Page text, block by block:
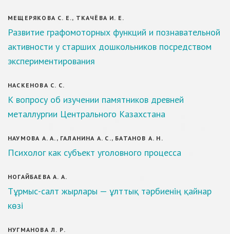
МЕЩЕРЯКОВА С. Е., ТКАЧЁВА И. Е.
Развитие графомоторных функций и познавательной
активности у старших дошкольников посредством
экспериментирования
НАСКЕНОВА С. С.
К вопросу об изучении памятников древней
металлургии Центрального Казахстана
НАУМОВА А. А., ГАЛАНИНА А. С., БАТАНОВ А. Н.
Психолог как субъект уголовного процесса
НОГАЙБАЕВА А. А.
Тұрмыс-салт жырлары — ұлттық тәрбиенің қайнар
көзі
НУГМАНОВА Л. Р.